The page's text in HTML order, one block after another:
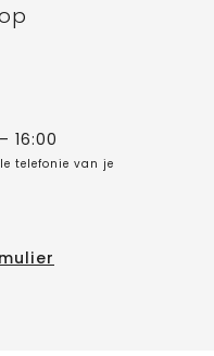
16:00
telefonie van je